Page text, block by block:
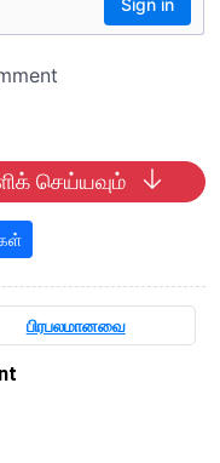
செய்யவும்
பிரபலமானவை